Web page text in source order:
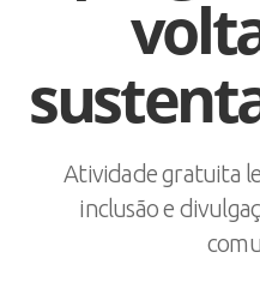
Atividade gratuita
inclusão e